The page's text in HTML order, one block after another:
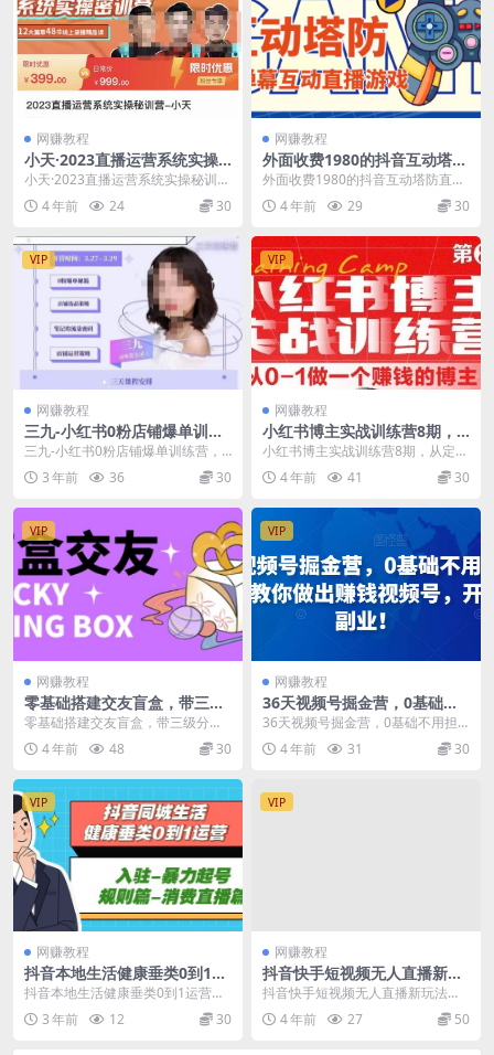
网赚教程
小天·2023直播运营系统实操
秘训营，从实战启动到转正
价，现场实操详细拆解启动案
例
小天·2023直播运营系统实操秘训
营，从实战启动到转正价，现场实
操详细拆解启动案...
4 年前 24 30
网赚教程
外面收费1980的抖音互动塔防
直播项目，支持抖音【云软件
+详细教程】
外面收费1980的抖音互动塔防直播
项目，支持抖音【云软件+详细教
程】 市面上最新...
4 年前 29 30
VIP
网赚教程
三九-小红书0粉店铺爆单训练
营，带你从0-1开店铺，选
品，做爆款
三九-小红书0粉店铺爆单训练营，
带你从0-1开店铺，选品，做爆款 0
粉爆单秘籍 ...
3 年前 36 30
VIP
网赚教程
小红书博主实战训练营8期，
从定位到起号到变现，手把手
打通爆款任督二脉
小红书博主实战训练营8期，从定位
到起号到变现，手把手打通爆款任
督二脉 课程介绍：...
4 年前 41 30
VIP
网赚教程
零基础搭建交友盲盒，带三级
分销系统，搭建即可开启躺赚
零基础搭建交友盲盒，带三级分销
系统，搭建即可开启躺赚模式【源
码+教程】 免服务号...
4 年前 48 30
VIP
网赚教程
36天视频号掘金营，0基础不
用担心，手把手教你做出赚钱
36天视频号掘金营，0基础不用担
心，手把手教你做出赚钱视频号，
开启高薪副业！ 课...
4 年前 31 30
VIP
网赚教程
抖音本地生活健康垂类0到1运
营：入驻-暴力起号-规则篇-消
费直播篇！
抖音本地生活健康垂类0到1运营：
入驻-暴力起号-规则篇-消费直播
篇！ 前篇 抖音...
3 年前 12 30
VIP
网赚教程
抖音快手短视频无人直播新玩
法，生日表白祝福，日赚几十
到几百（教程+视频模板素
材）
抖音快手短视频无人直播新玩法，
生日表白祝福，日赚几十到几百
（教程+视频模板素材）...
4 年前 27 50